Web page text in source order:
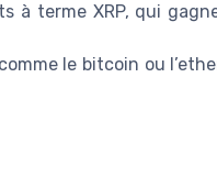
à terme XRP, qui
le bitcoin ou